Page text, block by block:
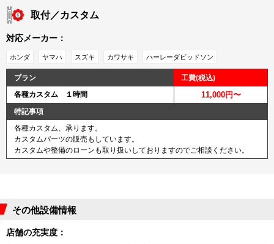
取付／カスタム
対応メーカー：
ホンダ ヤマハ スズキ カワサキ ハーレーダビッドソン
プラン
工費(税込)
各種カスタム １時間
11,000円〜
特記事項
各種カスタム、承ります。
カスタムパーツの販売もしています。
カスタムや整備のローンも取り扱いしておりますのでご相談ください。
その他設備情報
店舗の充実度：